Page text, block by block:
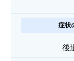
症状
後